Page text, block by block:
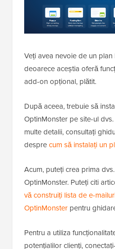
Veți avea nevoie de un
deoarece aceștia oferă
add-on opțional, plătit.
După aceea, trebuie să
OptinMonster pe site-ul
multe detalii, consultați
desprecum să instalați un
Acum, puteți crea prima
OptinMonster. Puteți citi
vă construiți lista de e-
OptinMonster pentru
Pentru a utiliza
potențialilor clienți,